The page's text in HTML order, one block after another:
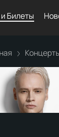
Билеты